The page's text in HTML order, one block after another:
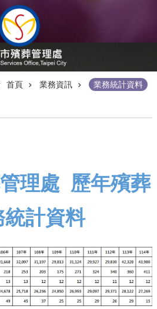
首頁 業務資訊 業務統計資料
理處 歷年殯葬
統計資料